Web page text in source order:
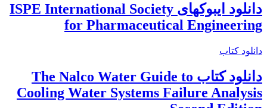
دانلود ایبوکهای ISPE International Society
for Pharmaceutical Engineering
دانلود کتاب
دانلود کتاب The Nalco Water Guide to
Cooling Water Systems Failure Analysis